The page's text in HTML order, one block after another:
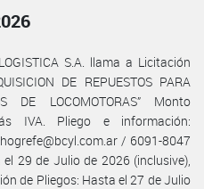
S.A. llama a Licitación
DE REPUESTOS PARA
DE LOCOMOTORAS” Monto
IVA. Pliego e información:
/ 6091-8047
29 de Julio de 2026 (inclusive),
de Pliegos: Hasta el 27 de Julio